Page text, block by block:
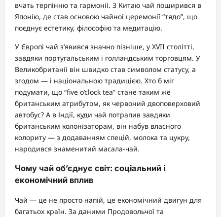
вчать терпінню та гармонії. З Китаю чай поширився в
Японію, де став основою чайної церемонії “тядо”, що
поєднує естетику, філософію та медитацію.
У Європі чай з’явився значно пізніше, у XVII столітті,
завдяки португальським і голландським торговцям. У
Великобританії він швидко став символом статусу, а
згодом — і національною традицією. Хто б міг
подумати, що “five o’clock tea” стане таким же
британським атрибутом, як червоний двоповерховий
автобус? А в Індії, куди чай потрапив завдяки
британським колонізаторам, він набув власного
колориту — з додаванням спецій, молока та цукру,
народився знаменитий масала-чай.
Чому чай об’єднує світ: соціальний і
економічний вплив
Чай — це не просто напій, це економічний двигун для
багатьох країн. За даними Продовольчої та